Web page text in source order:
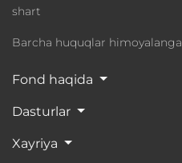
shart
Barcha huquqlar
Fond haqida
Dasturlar
Xayriya